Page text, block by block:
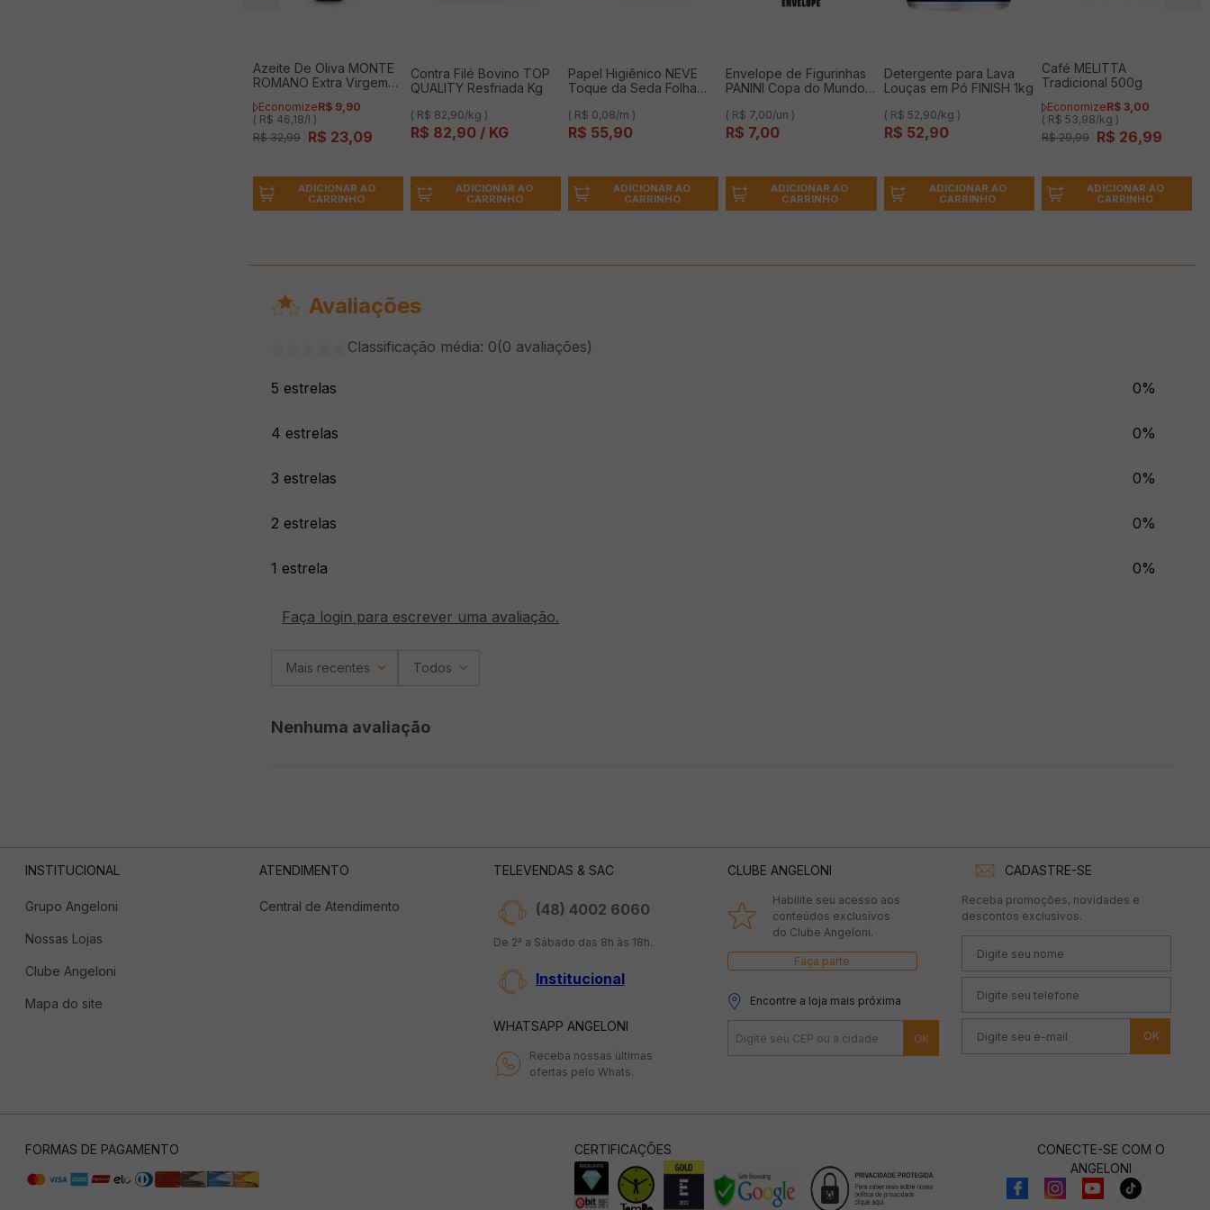
Azeite De Oliva MONTE
ROMANO Extra Virgem
EconomizeR$ 9,90
( R$ 46,18/l )
R$ 32,99 R$ 23,09
ADICIONAR AO
CARRINHO
Contra Filé Bovino TOP
QUALITY Resfriada Kg
( R$ 82,90/kg )
R$ 82,90 / KG
ADICIONAR AO
CARRINHO
Papel Higiênico NEVE
Toque da Seda Folha
Unidades 30 Metros
( R$ 0,08/m )
R$ 55,90
ADICIONAR AO
CARRINHO
Envelope de Figurinhas
PANINI Copa do Mundo
Unidade
( R$ 7,00/un )
R$ 7,00
ADICIONAR AO
CARRINHO
Detergente para Lava
Louças em Pó FINISH 1kg
( R$ 52,90/kg )
R$ 52,90
ADICIONAR AO
CARRINHO
Café MELITTA
Tradicional 500g
EconomizeR$ 3,00
( R$ 53,98/kg )
R$ 29,99 R$ 26,99
ADICIONAR AO
CARRINHO
Avaliações
Classificação média: 0(0 avaliações)
5 estrelas 0%
4 estrelas 0%
3 estrelas 0%
2 estrelas 0%
1 estrela 0%
Faça login para escrever uma avaliação.
Mais recentes Todos
Nenhuma avaliação
INSTITUCIONAL
Grupo Angeloni
Nossas Lojas
Clube Angeloni
Mapa do site
ATENDIMENTO
Central de Atendimento
TELEVENDAS & SAC
(48) 4002 6060
De 2ª a Sábado das 8h às 18h.
Institucional
WHATSAPP ANGELONI
Receba nossas últimas
ofertas pelo Whats.
CLUBE ANGELONI
Habilite seu acesso aos
conteúdos exclusivos
do Clube Angeloni.
Faça parte
Encontre a loja mais próxima
CADASTRE-SE
Receba promoções, novidades e
descontos exclusivos.
OK
FORMAS DE PAGAMENTO CERTIFICAÇÕES
CONECTE-SE COM O
ANGELONI